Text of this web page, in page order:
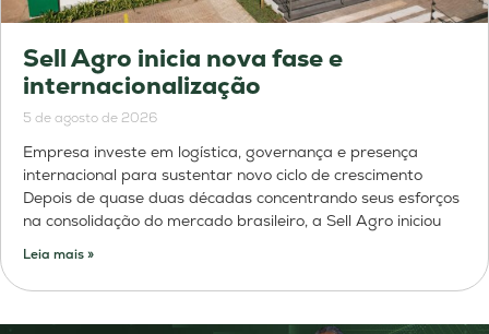
Sell Agro inicia nova fase e
internacionalização
5 de agosto de 2026
Empresa investe em logística, governança e presença
internacional para sustentar novo ciclo de crescimento
Depois de quase duas décadas concentrando seus esforços
na consolidação do mercado brasileiro, a Sell Agro iniciou
Leia mais »